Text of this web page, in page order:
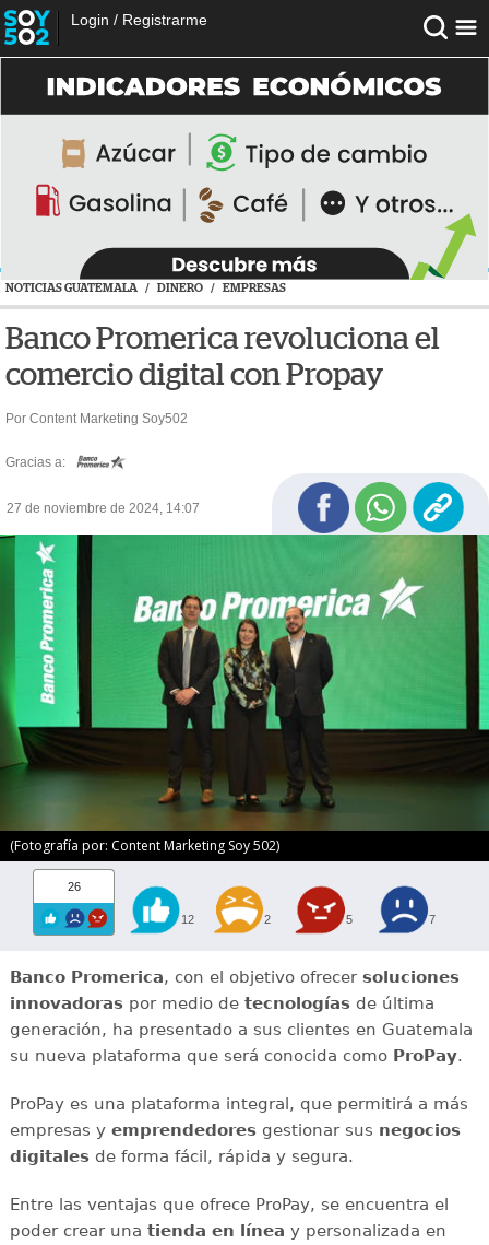
Login / Registrarme
NOTICIAS GUATEMALA / DINERO / EMPRESAS
Banco Promerica revoluciona el
comercio digital con Propay
Por Content Marketing Soy502
Gracias a:
27 de noviembre de 2024, 14:07
(Fotografía por: Content Marketing Soy 502)
26
12 2 5 7
Banco Promerica, con el objetivo ofrecer soluciones
innovadoraspor medio detecnologíasde última
generación, ha presentado a sus clientes en Guatemala
su nueva plataforma que será conocida como ProPay.
ProPay es una plataforma integral, que permitirá a más
empresas y emprendedoresgestionar sus negocios
digitalesde forma fácil, rápida y segura.
Entre las ventajas que ofrece ProPay, se encuentra el
poder crear una tienda en línea y personalizada en